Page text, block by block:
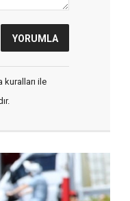
kuralları ile